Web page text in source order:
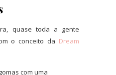
quase toda a gente
o conceito da Dream
com uma